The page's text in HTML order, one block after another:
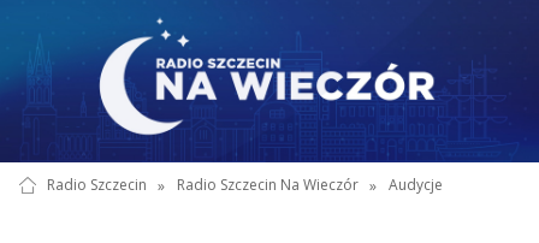
Radio Szczecin » Radio Szczecin Na Wieczór » Audycje